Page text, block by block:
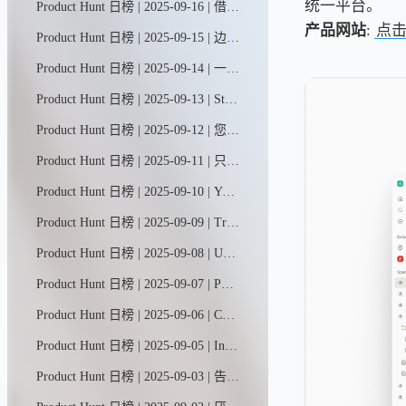
Product Hunt 日榜 | 2025-09-16 | 借助Blocks，任何人都能在几分钟内构建智能工作应用和AI智能体。它们不仅能管理工作流程，更能切实推进任务完成。我们的AI构建助手Ella将自然语言转化为应用与智能体，将应用构建与智能体开发双平台合二为一，打造出功能强大的统一工作平台。
Product Hunt 日榜 | 2025-09-15 | 边做边说；Guidde将你的点击与口述转化为精炼的分步指南，并配以AI语音，无需脚本，无需重录。
Product Hunt 日榜 | 2025-09-14 | 一个展示设备端机器学习和生成式人工智能应用案例的画廊，让人们能够在本地试用和使用模型。
Product Hunt 日榜 | 2025-09-13 | Stash MCP服务器让Cursor、Claude和Copilot等AI助手能够直接访问团队的实时工作内容（代码、文档、任务），无需反复提示即可解决问题。只需说"请处理我分配的编号为…的任务"——一句话就够了。
Product Hunt 日榜 | 2025-09-12 | 您的核心代码、云及运行时安全平台。借助AI自动修复与自动分诊功能，智能修补漏洞。误报率降低85%。安全是每个人的责任。让安全防护自动完成，使开发者回归创造本身。
Product Hunt 日榜 | 2025-09-11 | 只需几分钟即可创建并上线新店铺，在AI智能团队的全程支持下轻松启航——从店铺搭建、设计到正式运营，您的专属AI助手将提供全方位支持。我们负责营销自动化与活动策划，让您专注核心销售业务。
Product Hunt 日榜 | 2025-09-10 | YouMind助您轻松开启创作之旅，从捕捉灵感到打磨文章、播客、视频等作品。通过YouMind，每个人都能将好奇心转化为精彩创作。
Product Hunt 日榜 | 2025-09-09 | Tripo是一款生成式AI模型，可将文本或图像转化为可直接投入生产的3D素材。基于数百亿参数构建的Tripo 3.0版本，能够生成更锐利的几何结构、更整洁的拓扑布局和更丰富的纹理细节，最终呈现更高质量的3D成果。
Product Hunt 日榜 | 2025-09-08 | Uxia让各种规模的设计和产品团队都能轻松开展用户测试。传统工具速度慢、成本高且往往不够准确。Uxia运用人工智能和虚拟用户技术，快速提供可靠洞察，助力实现更敏捷高效的产品开发。
Product Hunt 日榜 | 2025-09-07 | PhotoFox AI只需一张产品照片，即可生成完整营销素材——影棚级平面图片、抓眼球短视频、即用型广告模板。几分钟内获得100+品牌专属素材，成本仅为传统拍摄的零头。
Product Hunt 日榜 | 2025-09-06 | CapCut AI智能剪辑工具——您的智能剪辑助手，支持镜头捕捉与指令驱动创作。从自动剪辑到虚拟形象生成，从智能片段切割到素材创作，CapCut以AI之力重塑剪辑体验：操作简单、功能强大、智能高效。
Product Hunt 日榜 | 2025-09-05 | Incerto是一款专为数据库设计的AI原生Copilot助手。它通过情境感知代理技术，将自然语言指令转化为各类任务——无论是编写查询语句、调整数据架构，还是迁移数据，都能将开发效率提升十倍，同时减少90%的人工操作负担。
Product Hunt 日榜 | 2025-09-03 | 告别繁琐记账。Receiptor AI智能追踪所有历史与当前收据，依托上下文精准提取数据，自动归类支出明细，并无缝同步至Xero/QBO财务系统。通过人工智能轻松创建规则、高效管理票据档案。节省时间，优化税务抵扣，持续保持财税合规。
统一平台。
产品网站: 点